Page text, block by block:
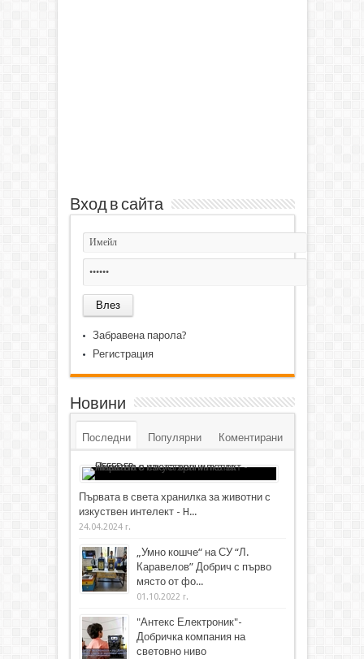
Вход в сайта
Забравена парола?
Регистрация
Новини
Последни Популярни Коментирани
Първата в света хранилка за животни с
изкуствен интелект - H...
24.04.2024 г.
„Умно кошче“ на СУ “Л.
Каравелов” Добрич с първо
място от фо...
01.10.2022 г.
"Антекс Електроник"-
Добричка компания на
световно ниво